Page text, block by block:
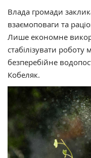
Влада громади
взаємоповаги та
Лише економне
стабілізувати роботу
безперебійне
Кобеляк.